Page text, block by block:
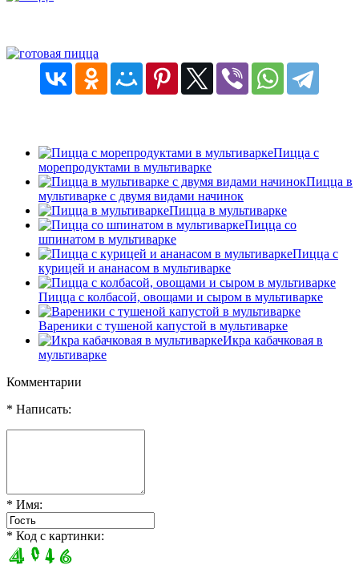
Пицца с
морепродуктами в мультиварке
Пицца в
мультиварке с двумя видами начинок
Пицца в мультиварке
Пицца со
шпинатом в мультиварке
Пицца с
курицей и ананасом в мультиварке
Пицца с колбасой, овощами и сыром в мультиварке
Вареники с тушеной капустой в мультиварке
Икра кабачковая в
мультиварке
Комментарии
* Написать:
* Имя:
* Код с картинки: